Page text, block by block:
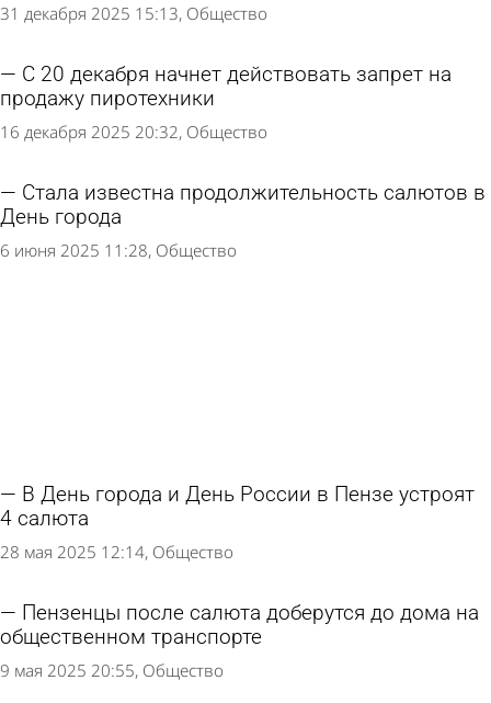
31 декабря 2025 15:13 Общество
С 20 декабря начнет действовать запрет на
продажу пиротехники
16 декабря 2025 20:32 Общество
Стала известна продолжительность салютов в
День города
6 июня 2025 11:28 Общество
В День города и День России в Пензе устроят
4 салюта
28 мая 2025 12:14 Общество
Пензенцы после салюта доберутся до дома на
общественном транспорте
9 мая 2025 20:55 Общество